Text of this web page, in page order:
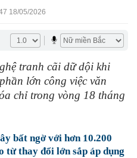
18/05/2026
tranh cãi dữ dội khi
lớn công việc văn
chỉ trong vòng 18 tháng
bất ngờ với hơn 10.200
từ thay đổi lớn sắp áp dụng